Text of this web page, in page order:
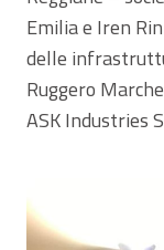
Emilia e Iren
delle
Ruggero
ASK Industries